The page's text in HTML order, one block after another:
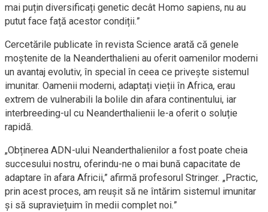
mai puțin diversificați genetic decât Homo sapiens, nu au
putut face față acestor condiții.”
Cercetările publicate în revista Science arată că genele
moștenite de la Neanderthalieni au oferit oamenilor moderni
un avantaj evolutiv, în special în ceea ce privește sistemul
imunitar. Oamenii moderni, adaptați vieții în Africa, erau
extrem de vulnerabili la bolile din afara continentului, iar
interbreeding-ul cu Neanderthalienii le-a oferit o soluție
rapidă.
„Obținerea ADN-ului Neanderthalienilor a fost poate cheia
succesului nostru, oferindu-ne o mai bună capacitate de
adaptare în afara Africii,” afirmă profesorul Stringer. „Practic,
prin acest proces, am reușit să ne întărim sistemul imunitar
și să supraviețuim în medii complet noi.”